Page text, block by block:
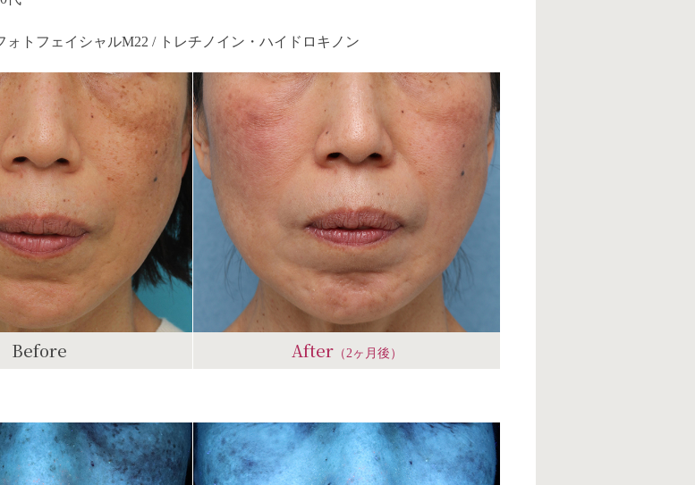
ォトフェイシャルM22 / トレチノイン・ハイドロキノン
Before After（2ヶ月後）